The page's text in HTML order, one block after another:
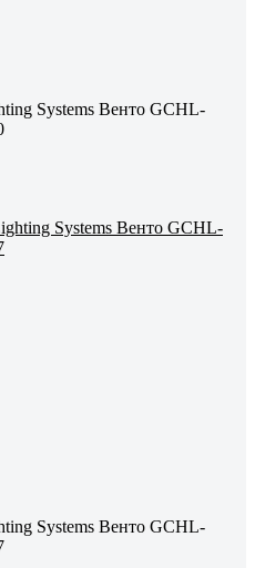
Systems Венто GCHL-
Systems Венто GCHL-